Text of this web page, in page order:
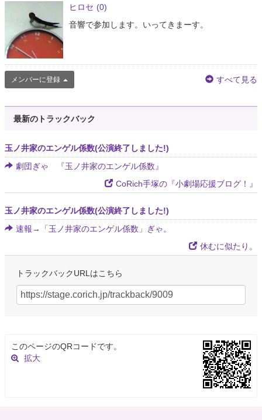
ヒロセ (0)
音響で参加します。いってきまーす。
メンバーに登録 すべて見る
最新のトラックバック
玉ノ井家のエンゲル係数(公演終了しました!)
劇団ぎゃ 『玉ノ井家のエンゲル係数』
CoRich手塚の『小劇場応援ブログ！』
玉ノ井家のエンゲル係数(公演終了しました!)
速報→「玉ノ井家のエンゲル係数」ぎゃ。
休むに似たり。
トラックバックURLはこちら
このページのQRコードです。
拡大